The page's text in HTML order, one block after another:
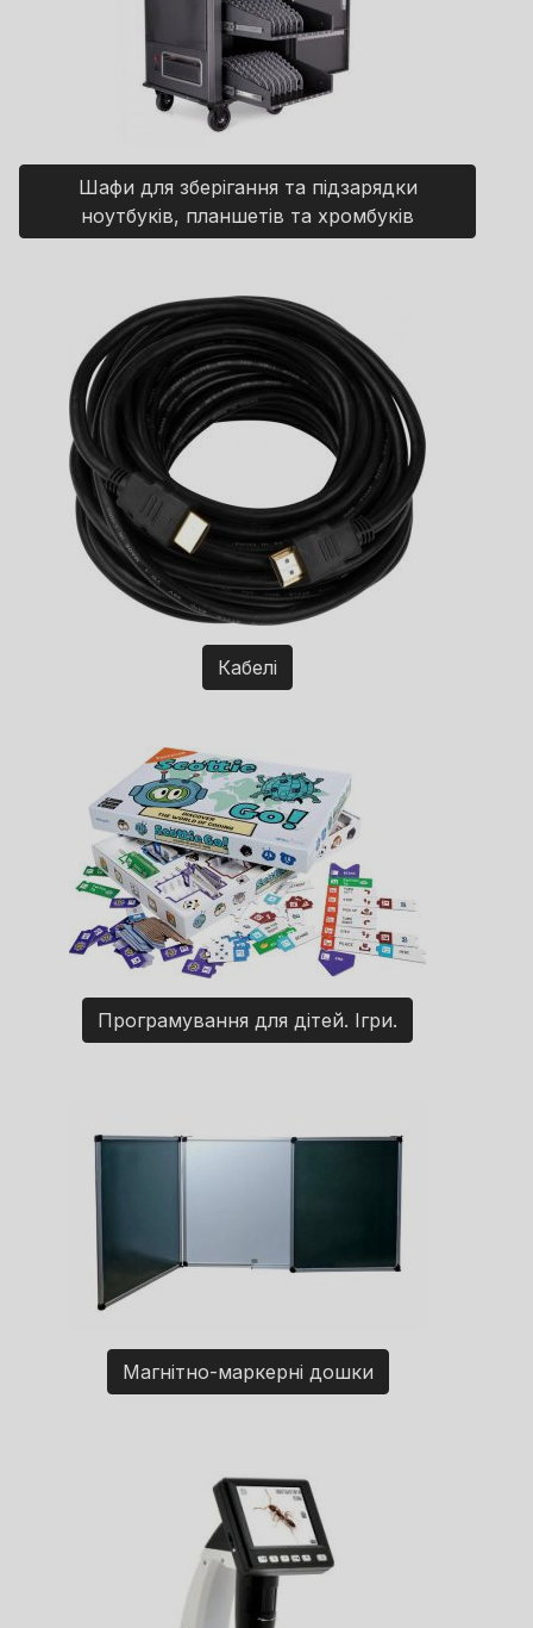
Шафи для зберігання та підзарядки
ноутбуків, планшетів та хромбуків
Кабелі
Програмування для дітей. Ігри.
Магнітно-маркерні дошки